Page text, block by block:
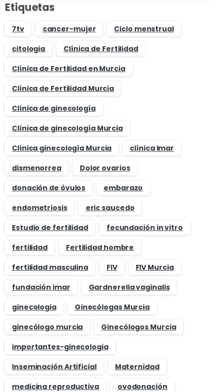
Etiquetas
7tv cancer-mujer
Ciclo menstrual
citologia
Clínica de Fertilidad
Clínica de Fertilidad en Murcia
Clínica de Fertilidad Murcia
Clínica de ginecología
Clínica de ginecología Murcia
Clínica ginecología Murcia
clínica Imar
dismenorrea
Dolor ovarios
donación de óvulos
embarazo
endometriosis
eric saucedo
Estudio de fertilidad
fecundación in vitro
fertilidad
Fertilidad hombre
fertilidad masculina
FIV
FIV Murcia
fundación imar
Gardnerella vaginalis
ginecologia
Ginecólogas Murcia
ginecólogo murcia
Ginecólogos Murcia
importantes-ginecologia
Inseminación Artificial
Maternidad
medicina reproductiva
ovodonación